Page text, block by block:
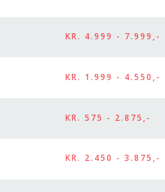
​KR. 4.999 - 7.999,-
​KR. 1.999 - 4.550,-
​KR. 575 - 2.875,-
​KR. 2.450 - 3.875,-